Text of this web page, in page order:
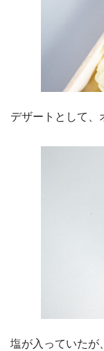
デザートとして、
塩が入っていたが